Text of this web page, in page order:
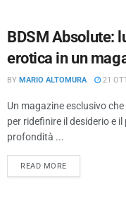
BDSM Absolute:
erotica in un
BY MARIO ALTOMURA 21
Un magazine esclusivo
per ridefinire il desiderio e
profondità ...
READ MORE